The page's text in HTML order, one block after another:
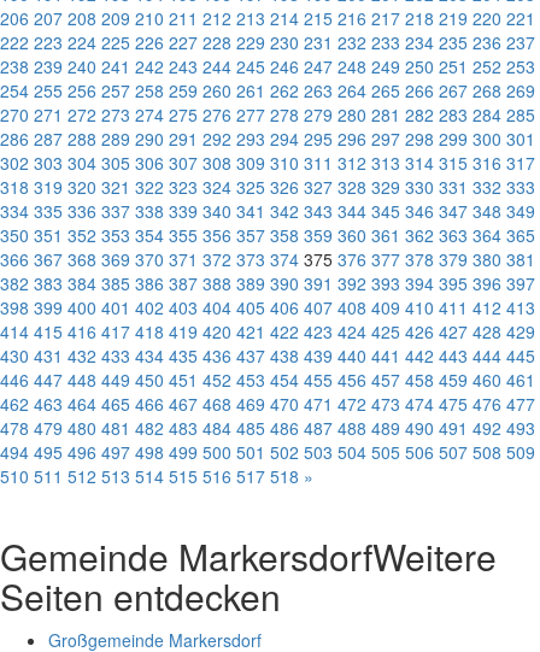
206 207 208 209 210 211 212 213 214 215 216 217 218 219 220 221
222 223 224 225 226 227 228 229 230 231 232 233 234 235 236 237
238 239 240 241 242 243 244 245 246 247 248 249 250 251 252 253
254 255 256 257 258 259 260 261 262 263 264 265 266 267 268 269
270 271 272 273 274 275 276 277 278 279 280 281 282 283 284 285
286 287 288 289 290 291 292 293 294 295 296 297 298 299 300 301
302 303 304 305 306 307 308 309 310 311 312 313 314 315 316 317
318 319 320 321 322 323 324 325 326 327 328 329 330 331 332 333
334 335 336 337 338 339 340 341 342 343 344 345 346 347 348 349
350 351 352 353 354 355 356 357 358 359 360 361 362 363 364 365
366 367 368 369 370 371 372 373 374 375 376 377 378 379 380 381
382 383 384 385 386 387 388 389 390 391 392 393 394 395 396 397
398 399 400 401 402 403 404 405 406 407 408 409 410 411 412 413
414 415 416 417 418 419 420 421 422 423 424 425 426 427 428 429
430 431 432 433 434 435 436 437 438 439 440 441 442 443 444 445
446 447 448 449 450 451 452 453 454 455 456 457 458 459 460 461
462 463 464 465 466 467 468 469 470 471 472 473 474 475 476 477
478 479 480 481 482 483 484 485 486 487 488 489 490 491 492 493
494 495 496 497 498 499 500 501 502 503 504 505 506 507 508 509
510 511 512 513 514 515 516 517 518 »
Gemeinde MarkersdorfWeitere
Seiten entdecken
Großgemeinde Markersdorf